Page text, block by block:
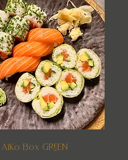
AïKo Box GREEN